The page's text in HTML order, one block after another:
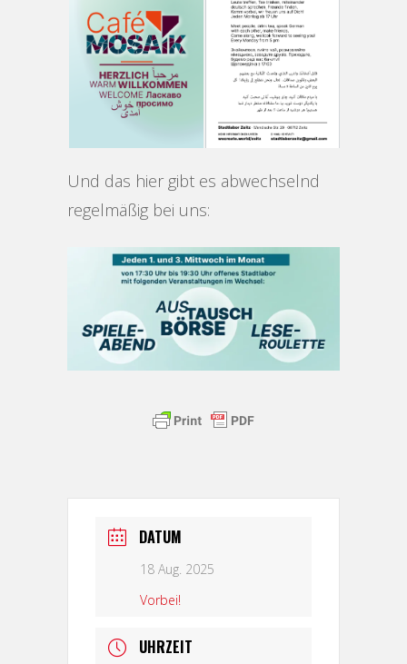
Und das hier gibt es abwechselnd
regelmäßig bei uns:
DATUM
18 Aug. 2025
Vorbei!
UHRZEIT